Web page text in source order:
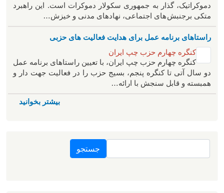
دموکراتیک، گذار به جمهوری سکولار دموکرات است. این راهبرد
متکی برجنبش های اجتماعی، نهادهای مدنی و خیزش‌…
راستاهای برنامه عمل برای هدایت فعالیت های حزبی
کنگره چهارم حزب چپ ایران
کنگره چهارم حزب چپ ایران، با تعیین راستاهای برنامه عمل
دو سال آتی تا کنگره پنجم، بسیج حزب را در فعالیت جهت دار و
همبسته و قابل سنجش با ارائه…
بیشتر بخوانید
جستجو